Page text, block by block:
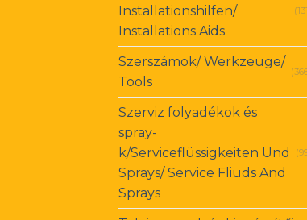
Installationshilfen/
Installations Aids
Szerszámok/ Werkzeuge/
Tools
Szerviz folyadékok és
spray-
k/Serviceflüssigkeiten Und
Sprays/ Service Fliuds And
Sprays